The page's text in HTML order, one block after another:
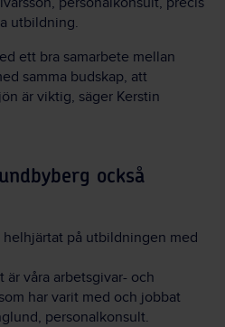
utbildning.
ett bra samarbete mellan
samma budskap, att
är viktig, säger Kerstin
också
helhjärtat på utbildningen med
våra arbetsgivar- och
har varit med och jobbat
personalkonsult.